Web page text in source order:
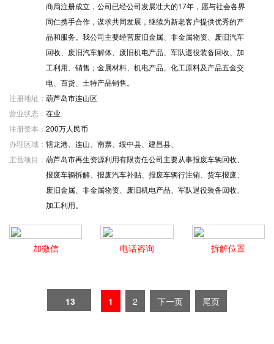
商局注册成立，公司已经公司发展壮大的17年，愿与社会各界
同仁携手合作，谋求共同发展，继续为新老客户提供优秀的产
品和服务。我公司主要经营废旧金属、非金属物资、废旧汽车
回收、废旧汽车解体、废旧机电产品、军队退役装备回收、加
工利用、销售；金属材料、机电产品、化工原料及产品五金交
电、百货、土特产品销售。
注册地址： 葫芦岛市连山区
营业状态： 在业
注册资本： 200万人民币
办理区域： 辖龙港、连山、南票、绥中县、建昌县、
主营项目： 葫芦岛市再生资源利用有限责任公司主要从事报废车辆回收、
报废车辆拆解、报废汽车补贴、报废车辆行注销、货车报废、
废旧金属、非金属物资、废旧机电产品、军队退役装备回收、
加工利用。
拆解位置
电话咨询
加微信
13 1 2 下一页 尾页